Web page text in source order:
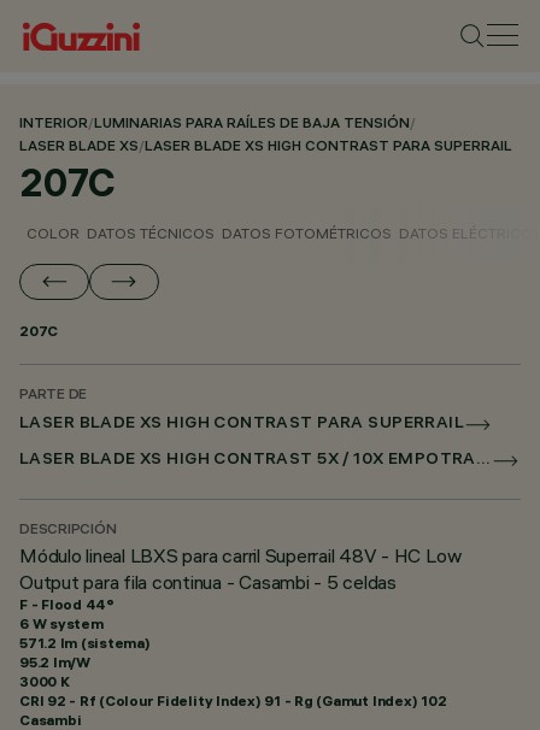
INTERIOR/LUMINARIAS PARA RAÍLES DE BAJA TENSIÓN/
LASER BLADE XS/LASER BLADE XS HIGH CONTRAST PARA SUPERRAIL
207C
COLOR DATOS TÉCNICOS DATOS FOTOMÉTRICOS DATOS
207C
PARTE DE
LASER BLADE XS HIGH CONTRAST PARA SUPERRAIL
LASER BLADE XS HIGH CONTRAST 5X / 10X EMPOTRADO PARA SUPERRAIL CASAMBI
DESCRIPCIÓN
Módulo lineal LBXS para carril Superrail 48V - HC Low
Output para fila continua - Casambi - 5 celdas
F - Flood 44°
6 W system
571.2 lm (sistema)
95.2 lm/W
3000 K
CRI 92 - Rf (Colour Fidelity Index) 91 - Rg (Gamut Index) 102
Casambi